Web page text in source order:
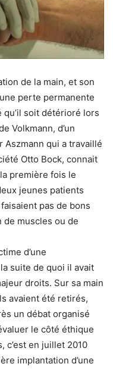
de la main, et son
perte permanente
soit détérioré lors
Volkmann, d’un
Aszmann qui a travaillé
Otto Bock, connait
première fois le
jeunes patients
pas de bons
de muscles ou de
d’une
suite de quoi il avait
droits. Sur sa main
avaient été retirés,
un débat organisé
le côté éthique
c’est en juillet 2010
implantation d’une